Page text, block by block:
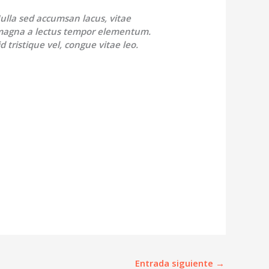
sed accumsan lacus, vitae
a lectus tempor elementum.
tristique vel, congue vitae leo.
Entrada siguiente →